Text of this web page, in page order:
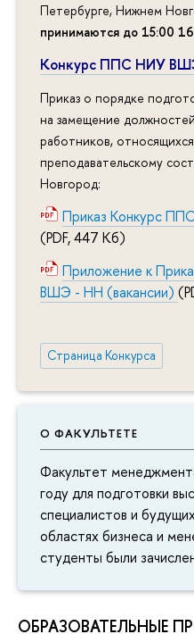
Петербурге, Нижнем
принимаются до 15:00
Конкурс ППС НИУ
Приказ о порядке
на замещение
работников,
преподавательскому
Новгород:
Приказ Конкурс
(PDF, 447 Кб)
Приложение к
ВШЭ - НН (вакансии)
Страница Конкурса
О ФАКУЛЬТЕТЕ
Факультет
году для подготовки
специалистов и
областях бизнеса и
студенты были
ОБРАЗОВАТЕЛЬНЫЕ